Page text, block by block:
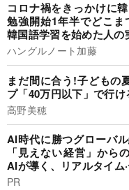
コロナ禍をきっかけに
勉強開始1年半でどこ
韓国語学習を始めた人の
ハングルノート加藤
まだ間に合う!子どもの
プ「40万円以下」で行
高野美穂
AI時代に勝つグローバ
「見えない経営」から
AIが導く、リアルタイム
PR